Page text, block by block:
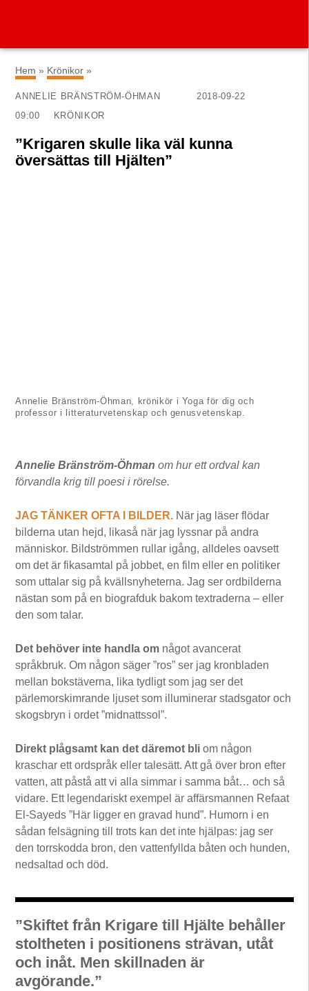
Hem » Krönikor »
ANNELIE BRÄNSTRÖM-ÖHMAN
2018-09-22
09:00
KRÖNIKOR
”Krigaren skulle lika väl kunna
översättas till Hjälten”
Annelie Bränström-Öhman, krönikör i Yoga för dig och
professor i litteraturvetenskap och genusvetenskap.
Annelie Bränström-Öhman om hur ett ordval kan
förvandla krig till poesi i rörelse.
JAG TÄNKER OFTA I BILDER. När jag läser flödar
bilderna utan hejd, likaså när jag lyssnar på andra
människor. Bildströmmen rullar igång, alldeles oavsett
om det är fikasamtal på jobbet, en film eller en politiker
som uttalar sig på kvällsnyheterna. Jag ser ordbilderna
nästan som på en biografduk bakom textraderna – eller
den som talar.
Det behöver inte handla om något avancerat
språkbruk. Om någon säger ”ros” ser jag kronbladen
mellan bokstäverna, lika tydligt som jag ser det
pärlemorskimrande ljuset som illuminerar stadsgator och
skogsbryn i ordet ”midnattssol”.
Direkt plågsamt kan det däremot bli om någon
kraschar ett ordspråk eller talesätt. Att gå över bron efter
vatten, att påstå att vi alla simmar i samma båt… och så
vidare. Ett legendariskt exempel är affärsmannen Refaat
El-Sayeds ”Här ligger en gravad hund”. Humorn i en
sådan felsägning till trots kan det inte hjälpas: jag ser
den torrskodda bron, den vattenfyllda båten och hunden,
nedsaltad och död.
”Skiftet från Krigare till Hjälte behåller
stoltheten i positionens strävan, utåt
och inåt. Men skillnaden är
avgörande.”